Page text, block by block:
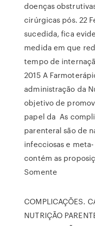
doenças
cirúrgicas pós. 22
sucedida, fica
medida em que
tempo de
2015 A
administração da
objetivo de
papel da As
parenteral são de
infecciosas e
contém as
Somente
COMPLICAÇÕES.
NUTRIÇÃO